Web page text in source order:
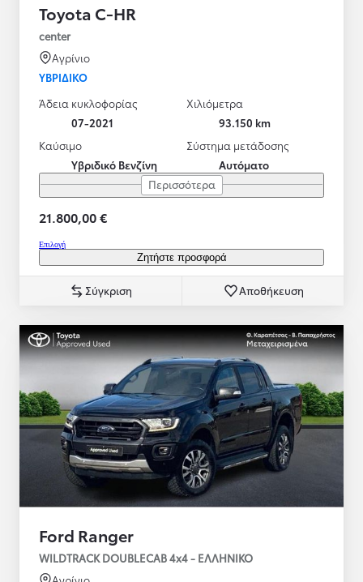
Toyota C-HR
center
Αγρίνιο
ΥΒΡΙΔΙΚΌ
Άδεια κυκλοφορίας
07-2021
Χιλιόμετρα
93.150 km
Καύσιμο
Υβριδικό Βενζίνη
Σύστημα μετάδοσης
Αυτόματο
Περισσότερα
21.800,00 €
Επιλογή
Ζητήστε προσφορά
Σύγκριση Αποθήκευση
Ford Ranger
WILDTRACK DOUBLECAB 4x4 - ΕΛΛΗΝΙΚΟ